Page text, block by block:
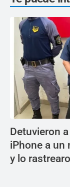
Detuvieron
iPhone a un
y lo